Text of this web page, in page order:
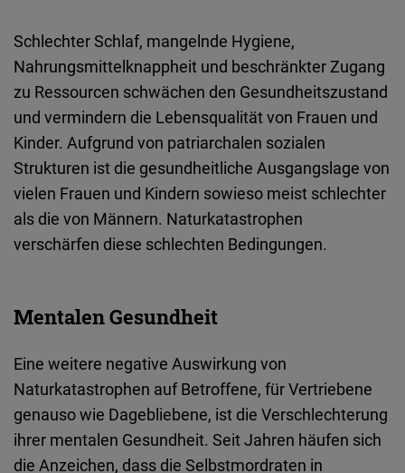
Schlechter Schlaf, mangelnde Hygiene,
Nahrungsmittelknappheit und beschränkter Zugang
zu Ressourcen schwächen den Gesundheitszustand
und vermindern die Lebensqualität von Frauen und
Kinder. Aufgrund von patriarchalen sozialen
Strukturen ist die gesundheitliche Ausgangslage von
vielen Frauen und Kindern sowieso meist schlechter
als die von Männern. Naturkatastrophen
verschärfen diese schlechten Bedingungen.
Mentalen Gesundheit
Eine weitere negative Auswirkung von
Naturkatastrophen auf Betroffene, für Vertriebene
genauso wie Dagebliebene, ist die Verschlechterung
ihrer mentalen Gesundheit. Seit Jahren häufen sich
die Anzeichen, dass die Selbstmordraten in